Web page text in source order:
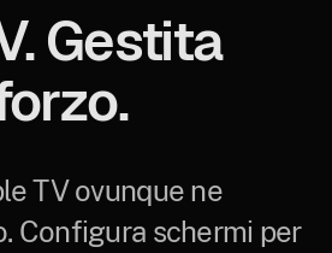
Gestita
TV ovunque ne
Configura schermi per